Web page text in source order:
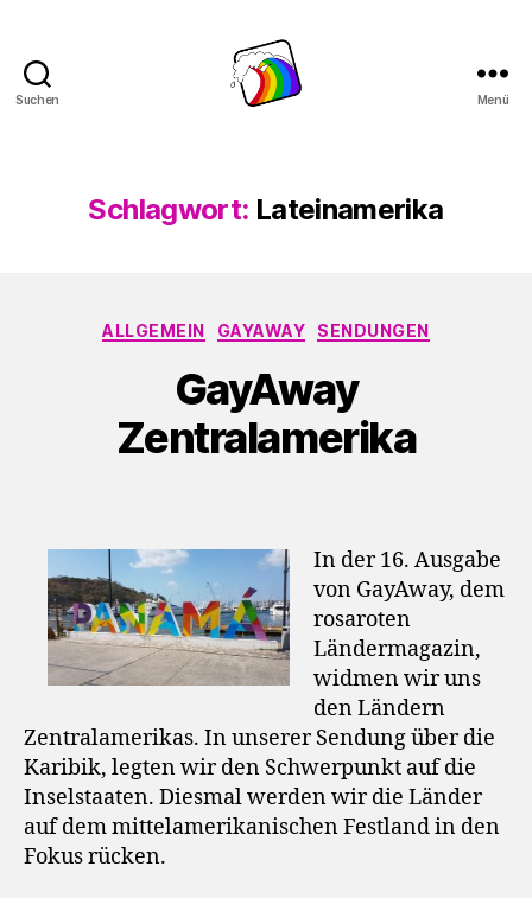
Suchen Menü
Schlagwort: Lateinamerika
Kategorien
ALLGEMEIN GAYAWAY SENDUNGEN
GayAway
Zentralamerika
In der 16. Ausgabe
von GayAway, dem
rosaroten
Ländermagazin,
widmen wir uns
den Ländern
Zentralamerikas. In unserer Sendung über die
Karibik, legten wir den Schwerpunkt auf die
Inselstaaten. Diesmal werden wir die Länder
auf dem mittelamerikanischen Festland in den
Fokus rücken.